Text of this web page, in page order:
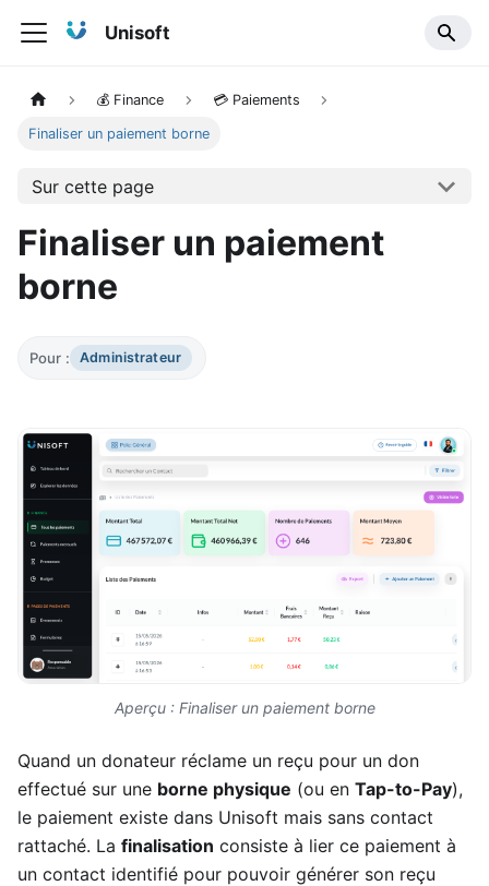
Unisoft
💰 Finance 💳 Paiements
Finaliser un paiement borne
Sur cette page
Finaliser un paiement
borne
Pour : Administrateur
Aperçu : Finaliser un paiement borne
Quand un donateur réclame un reçu pour un don
effectué sur une borne physique (ou en Tap-to-Pay),
le paiement existe dans Unisoft mais sans contact
rattaché. La finalisation consiste à lier ce paiement à
un contact identifié pour pouvoir générer son reçu